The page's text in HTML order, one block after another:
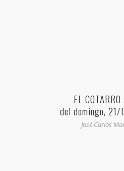
EL
del domingo,
José Carlos